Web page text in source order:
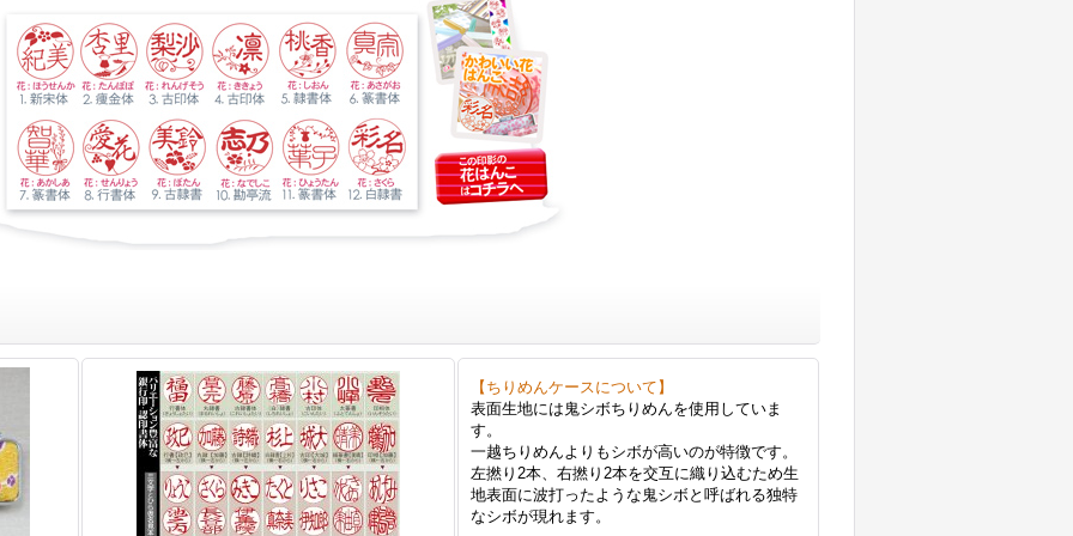
【ちりめんケースについて】
表面生地には鬼シボちりめんを使用していま
す。
一越ちりめんよりもシボが高いのが特徴です。
左撚り2本、右撚り2本を交互に織り込むため生
地表面に波打ったような鬼シボと呼ばれる独特
なシボが現れます。